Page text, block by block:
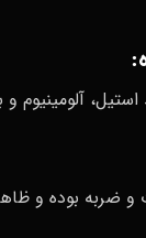
آلومینیوم
و ضربه بوده و